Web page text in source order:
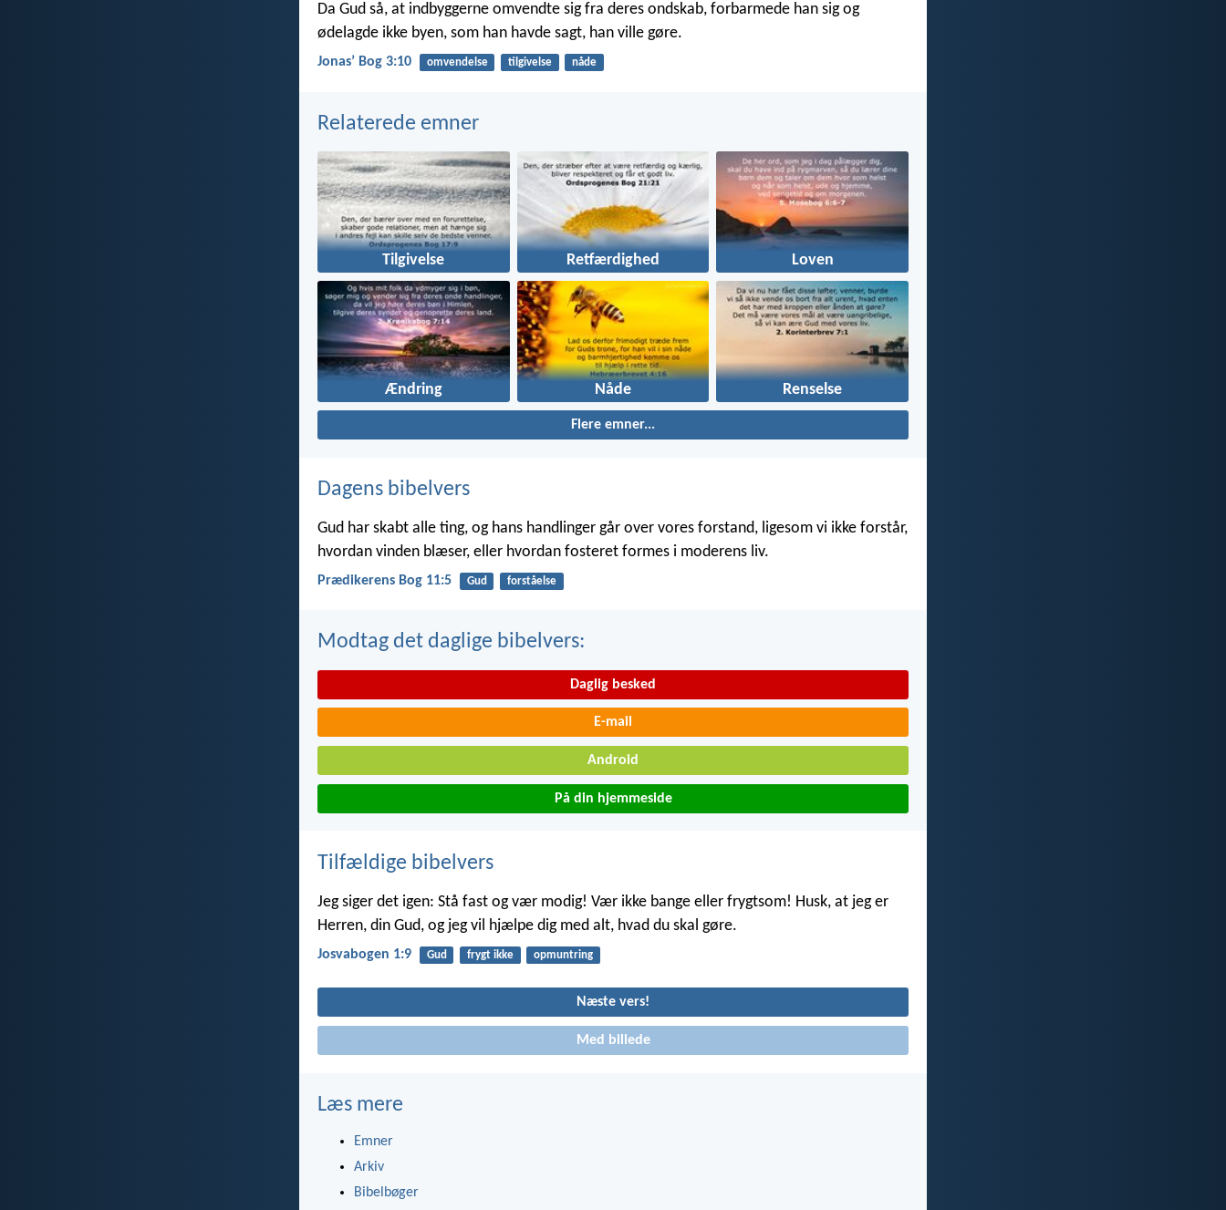
Da Gud så, at indbyggerne omvendte sig fra deres ondskab, forbarmede han sig og
ødelagde ikke byen, som han havde sagt, han ville gøre.
Jonasʼ Bog 3:10 omvendelse tilgivelse nåde
Relaterede emner
Tilgivelse Retfærdighed Loven
Ændring Nåde Renselse
Flere emner...
Dagens bibelvers
Gud har skabt alle ting, og hans handlinger går over vores forstand, ligesom vi ikke forstår,
hvordan vinden blæser, eller hvordan fosteret formes i moderens liv.
Prædikerens Bog 11:5 Gud forståelse
Modtag det daglige bibelvers:
Daglig besked
E-mail
Android
På din hjemmeside
Tilfældige bibelvers
Jeg siger det igen: Stå fast og vær modig! Vær ikke bange eller frygtsom! Husk, at jeg er
Herren, din Gud, og jeg vil hjælpe dig med alt, hvad du skal gøre.
Josvabogen 1:9 Gud frygt ikke opmuntring
Næste vers!
Med billede
Læs mere
Emner
Arkiv
Bibelbøger